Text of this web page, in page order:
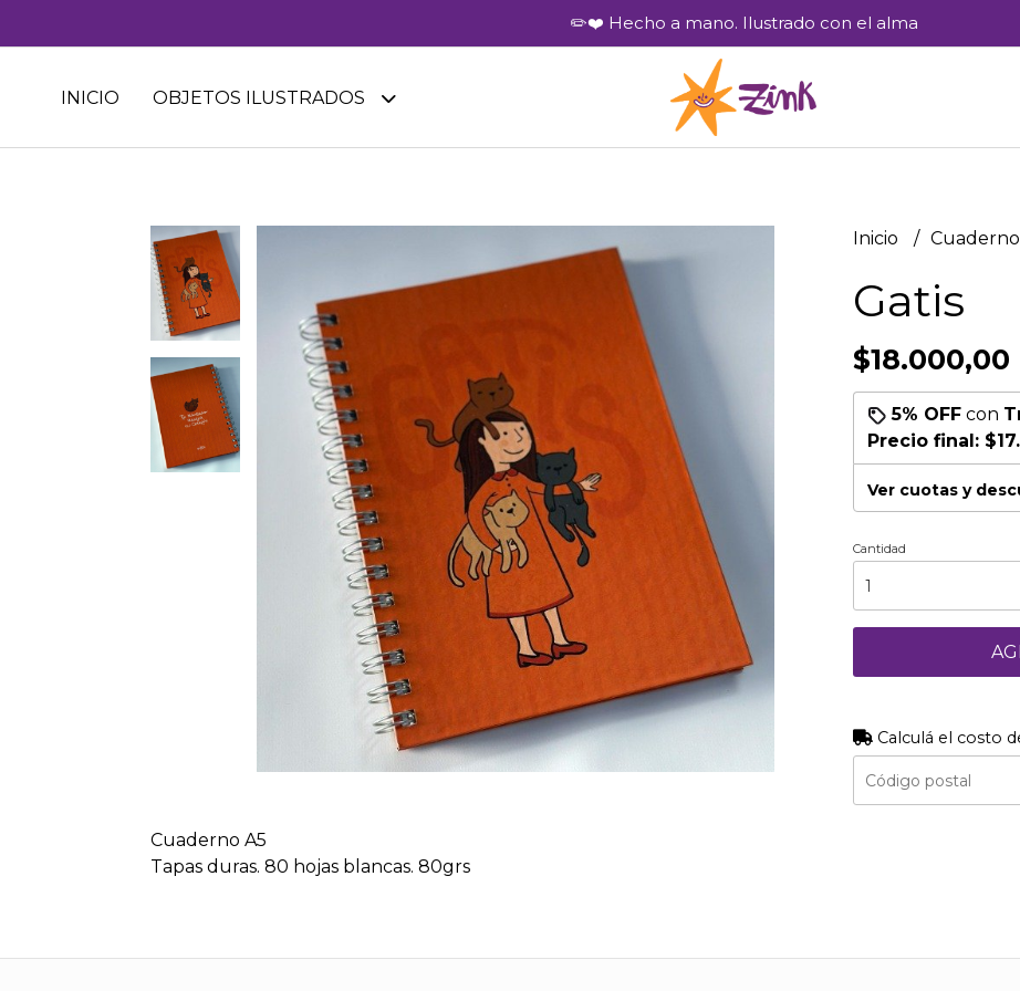
✏️❤️ Hecho a mano. Ilustrado con el alma
INICIO OBJETOS ILUSTRADOS
Cuaderno A5
Tapas duras. 80 hojas blancas. 80grs
Inicio
Gatis
$18.000,00
5% OFFcon
Precio final:
Ver cuotas y
Cantidad
Calculá el costo